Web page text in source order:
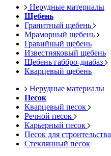
Нерудные материалы
Щебень
Гранитный щебень
Мраморный щебень
Гравийный щебень
Известняковый щебень
Щебень габбро-диабаз
Кварцевый щебень
Нерудные материалы
Песок
Кварцевый песок
Речной песок
Карьерный песок
Песок для строительства
Стеклянный песок